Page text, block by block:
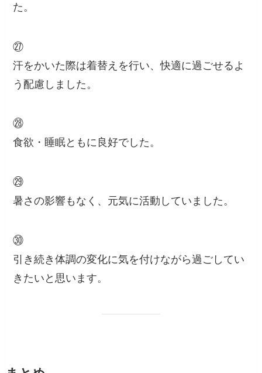
た。
㉗
汗をかいた際は着替えを行い、快適に過ごせるよ
う配慮しました。
㉘
食欲・睡眠ともに良好でした。
㉙
暑さの影響もなく、元気に活動していました。
㉚
引き続き体調の変化に気を付けながら過ごしてい
きたいと思います。